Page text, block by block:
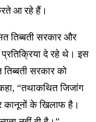
आ रहे हैं।
तिब्बती सरकार और
प्रतिक्रिया दे रहे थे। इस
तिब्बती सरकार को
“तथाकथित जिजांग
कानूनों के खिलाफ है।